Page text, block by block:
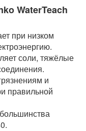
WaterTeach
при низком
соли, тяжёлые
и
правильной